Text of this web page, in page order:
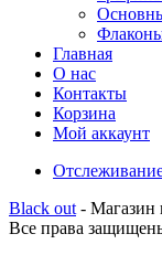
Главная
О нас
Контакты
Корзина
Мой аккаунт
Отслеживание
Black out - Магазин
Все права